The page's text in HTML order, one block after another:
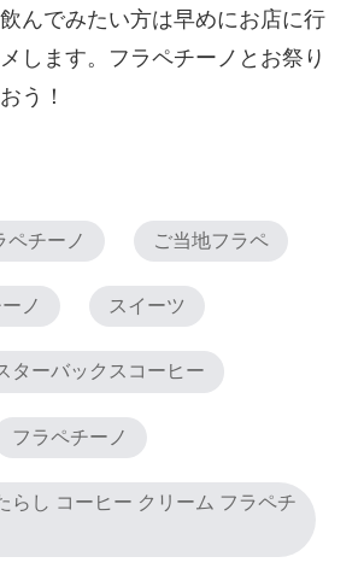
んでみたい方は早めにお店に行
します。フラペチーノとお祭り
う！
ペチーノ ご当地フラペ
ノ スイーツ
ターバックスコーヒー
フラペチーノ
らし コーヒー クリーム フラペチ